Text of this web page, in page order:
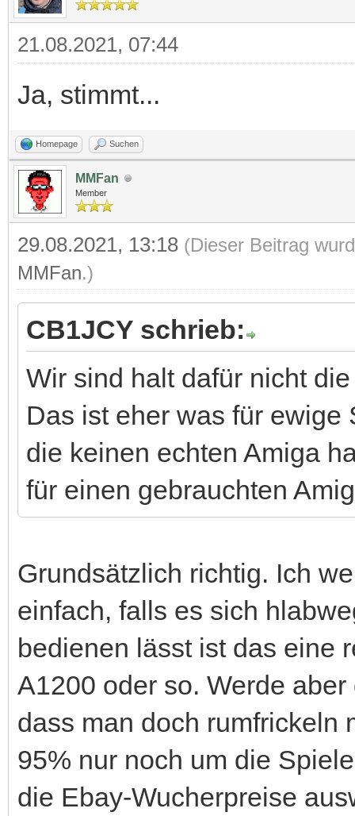
21.08.2021, 07:44
Ja, stimmt...
Homepage Suchen
MMFan
Member
29.08.2021, 13:18 (Dieser Beitrag
MMFan.)
CB1JCY schrieb:
Wir sind halt dafür nicht
Das ist eher was für ewige
die keinen echten Amiga
für einen gebrauchten
Grundsätzlich richtig. Ich
einfach, falls es sich
bedienen lässt ist das eine
A1200 oder so. Werde
dass man doch rumfrickeln
95% nur noch um die
die Ebay-Wucherpreise